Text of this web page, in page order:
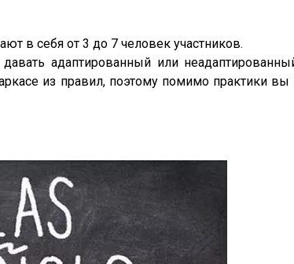
в себя от 3 до 7 человек участников.
адаптированный или
из правил, поэтому помимо практики вы